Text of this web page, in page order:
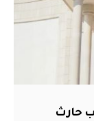
حارث